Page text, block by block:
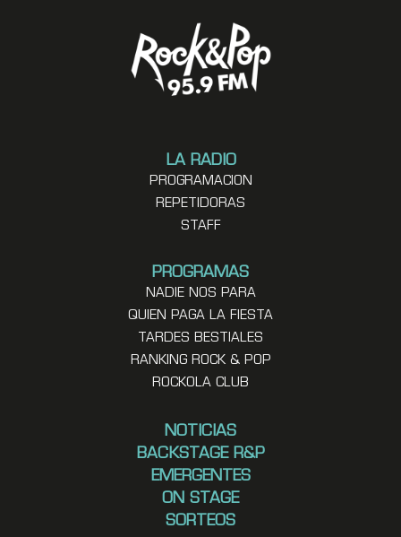
LA RADIO
PROGRAMACION
REPETIDORAS
STAFF
PROGRAMAS
NADIE NOS PARA
QUIEN PAGA LA FIESTA
TARDES BESTIALES
RANKING ROCK & POP
ROCKOLA CLUB
NOTICIAS
BACKSTAGE R&P
EMERGENTES
ON STAGE
SORTEOS